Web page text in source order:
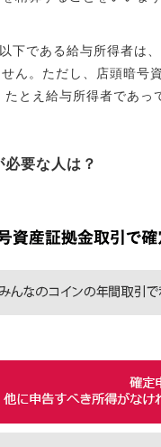
である給与所得者は
ん。ただし、店頭暗号
とえ給与所得者であっ
要な人は？